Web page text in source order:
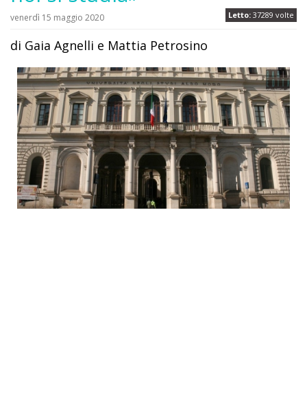
Letto: 37289 volte
venerdì 15 maggio 2020
di Gaia Agnelli e Mattia Petrosino